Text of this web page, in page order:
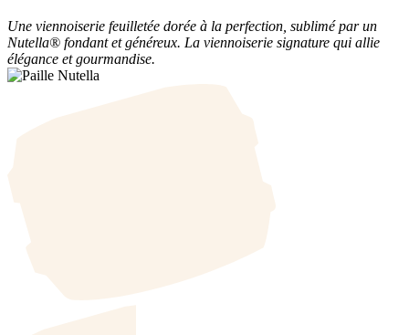
Une viennoiserie feuilletée dorée à la perfection, sublimé par un
Nutella® fondant et généreux. La viennoiserie signature qui allie
élégance et gourmandise.